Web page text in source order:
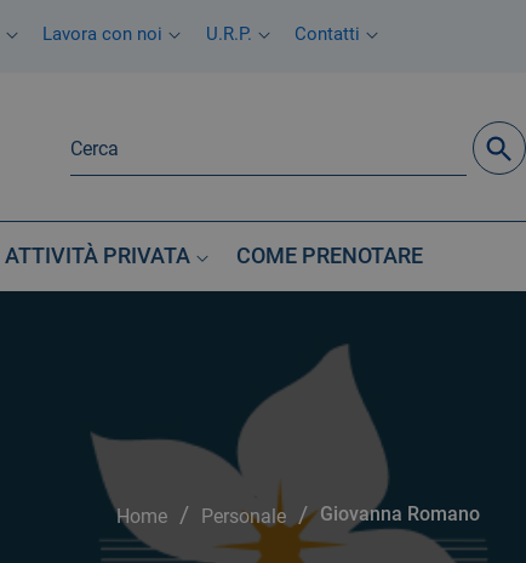
Lavora con noi U.R.P. Contatti
ATTIVITÀ PRIVATA COME PRENOTARE
Home / Personale / Giovanna Romano